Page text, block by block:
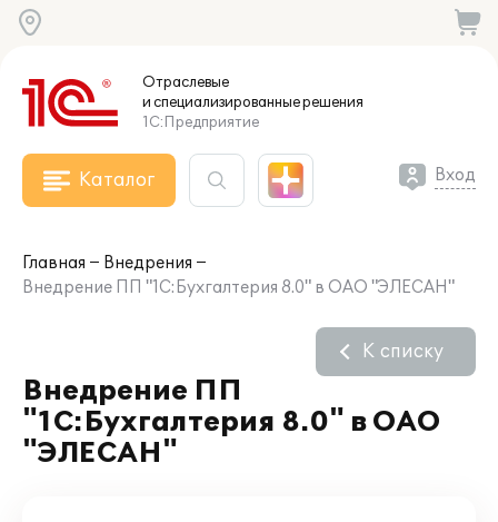
Отраслевые
и специализированныерешения
1С:Предприятие
Каталог Вход
Главная
Внедрения
Внедрение ПП "1С:Бухгалтерия 8.0" в ОАО "ЭЛЕСАН"
Внедрение ПП
"1С:Бухгалтерия 8.0" в ОАО
"ЭЛЕСАН"
К списку